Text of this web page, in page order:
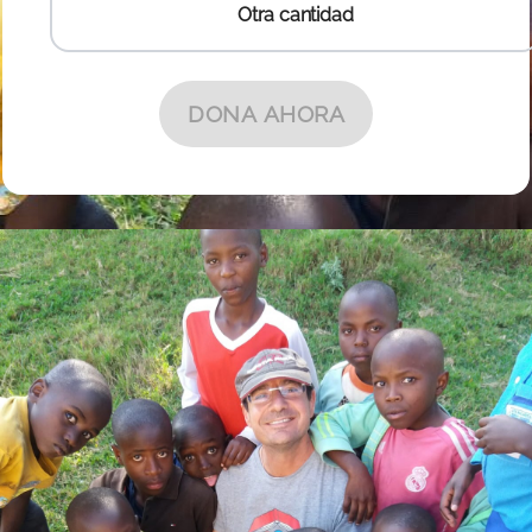
Otra cantidad
Otra cantidad
DONA AHORA